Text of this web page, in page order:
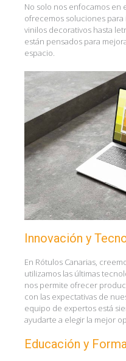
No solo nos enfocamos en
ofrecemos soluciones
vinilos decorativos hasta
están pensados para
espacio.
Innovación y
En Rótulos Canarias,
utilizamos las últimas
nos permite ofrecer
con las expectativas de
equipo de expertos está
ayudarte a elegir la mejor
Educación y